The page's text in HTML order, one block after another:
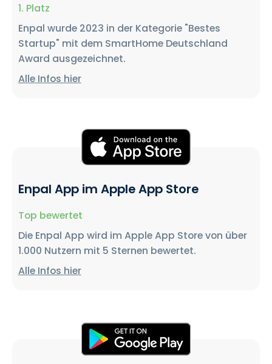
1. Platz
Enpal wurde 2023 in der Kategorie "Bestes
Startup" mit dem SmartHome Deutschland
Award ausgezeichnet.
Alle Infos hier
Enpal App im Apple App Store
Top bewertet
Die Enpal App wird im Apple App Store von über
1.000 Nutzern mit 5 Sternen bewertet.
Alle Infos hier